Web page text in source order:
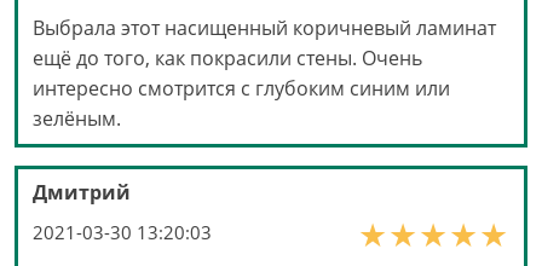
Выбрала этот насищенный коричневый ламинат
ещё до того, как покрасили стены. Очень
интересно смотрится с глубоким синим или
зелёным.
Дмитрий
2021-03-30 13:20:03